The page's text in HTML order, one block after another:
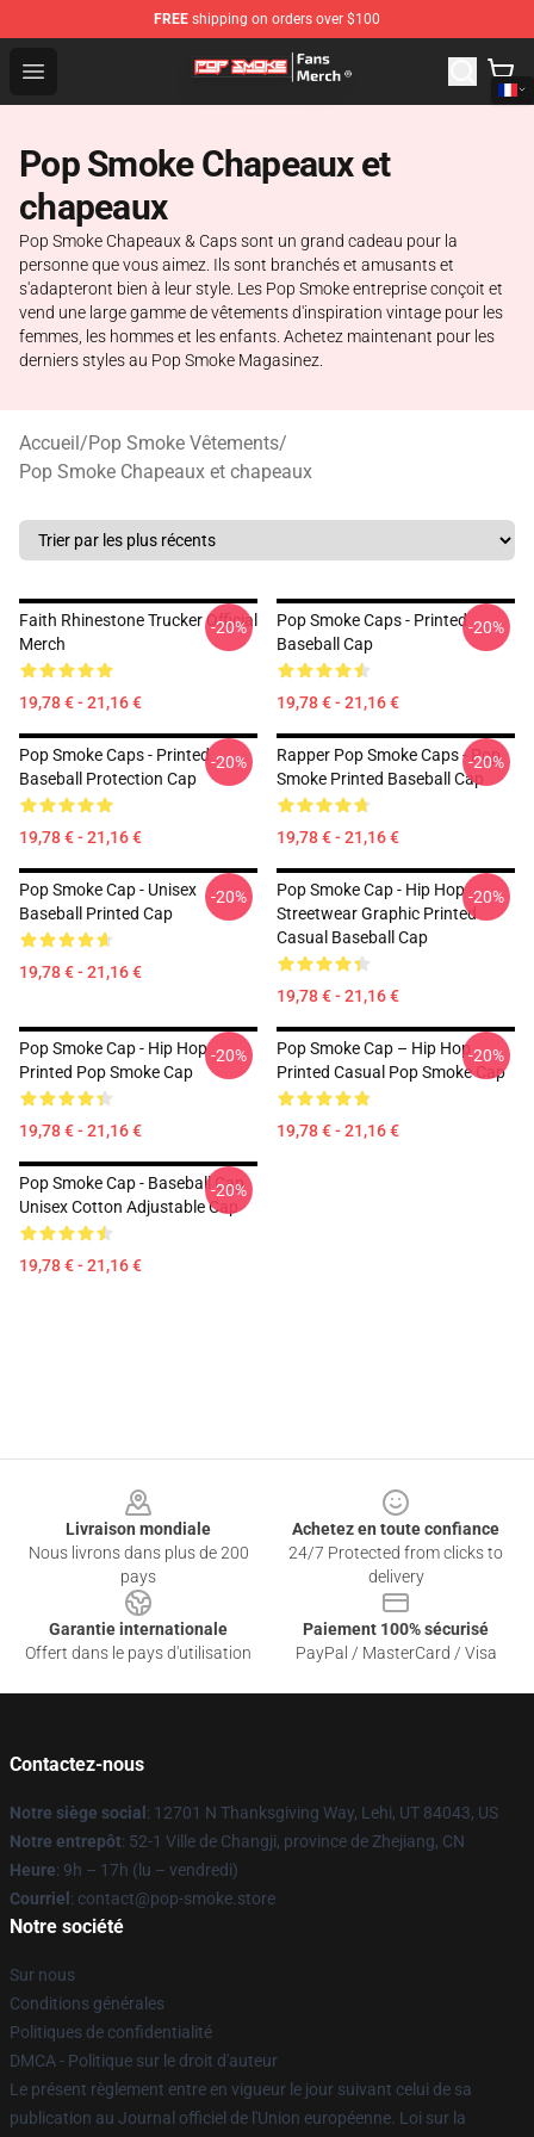
FREE shipping on orders over $100
Open menu
Pop Smoke Store - Official Pop Smoke Merchandise
Pop Smoke Chapeaux et
chapeaux
Pop Smoke Chapeaux & Caps sont un grand cadeau pour la
personne que vous aimez. Ils sont branchés et amusants et
s'adapteront bien à leur style. Les Pop Smoke entreprise conçoit et
vend une large gamme de vêtements d'inspiration vintage pour les
femmes, les hommes et les enfants. Achetez maintenant pour les
derniers styles au Pop Smoke Magasinez.
Accueil/Pop Smoke Vêtements/
Pop Smoke Chapeaux et chapeaux
Faith Rhinestone Trucker Official
Merch
19,78 € - 21,16 €
-20%
Pop Smoke Caps - Printed
Baseball Cap
19,78 € - 21,16 €
-20%
Pop Smoke Caps - Printed
Baseball Protection Cap
19,78 € - 21,16 €
-20%
Rapper Pop Smoke Caps - Pop
Smoke Printed Baseball Cap
19,78 € - 21,16 €
-20%
Pop Smoke Cap - Unisex
Baseball Printed Cap
19,78 € - 21,16 €
-20%
Pop Smoke Cap - Hip Hop
Streetwear Graphic Printed
Casual Baseball Cap
19,78 € - 21,16 €
-20%
Pop Smoke Cap - Hip Hop
Printed Pop Smoke Cap
19,78 € - 21,16 €
-20%
Pop Smoke Cap – Hip Hop
Printed Casual Pop Smoke Cap
19,78 € - 21,16 €
-20%
Pop Smoke Cap - Baseball Cap
Unisex Cotton Adjustable Cap
19,78 € - 21,16 €
-20%
Livraison mondiale
Nous livrons dans plus de 200
pays
Achetez en toute confiance
24/7 Protected from clicks to
delivery
Garantie internationale
Offert dans le pays d'utilisation
Paiement 100% sécurisé
PayPal / MasterCard / Visa
Contactez-nous
Notre siège social : 12701 N Thanksgiving Way, Lehi, UT 84043, US
Notre entrepôt: 52-1 Ville de Changji, province de Zhejiang, CN
Heure: 9h – 17h (lu – vendredi)
Courriel : contact@pop-smoke.store
Notre société
Sur nous
Conditions générales
Politiques de confidentialité
DMCA - Politique sur le droit d'auteur
Le présent règlement entre en vigueur le jour suivant celui de sa
publication au Journal officiel de l'Union européenne. Loi sur la